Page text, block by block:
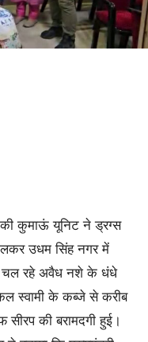
कुमाऊं यूनिट ने ड्रग्स
उधम सिंह नगर में
चल रहे अवैध नशे के धंधे
स्वामी के कब्जे से करीब
सीरप की बरामदगी हुई।